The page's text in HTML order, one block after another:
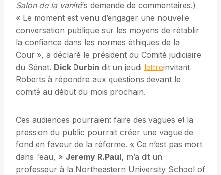
Salon de la vanité‘s demande de commentaires.)
« Le moment est venu d’engager une nouvelle
conversation publique sur les moyens de rétablir
la confiance dans les normes éthiques de la
Cour », a déclaré le président du Comité judiciaire
du Sénat. Dick Durbin dit un jeudi lettreinvitant
Roberts à répondre aux questions devant le
comité au début du mois prochain.
Ces audiences pourraient faire des vagues et la
pression du public pourrait créer une vague de
fond en faveur de la réforme. « Ce n’est pas mort
dans l’eau, » Jeremy R.Paul, m’a dit un
professeur à la Northeastern University School of